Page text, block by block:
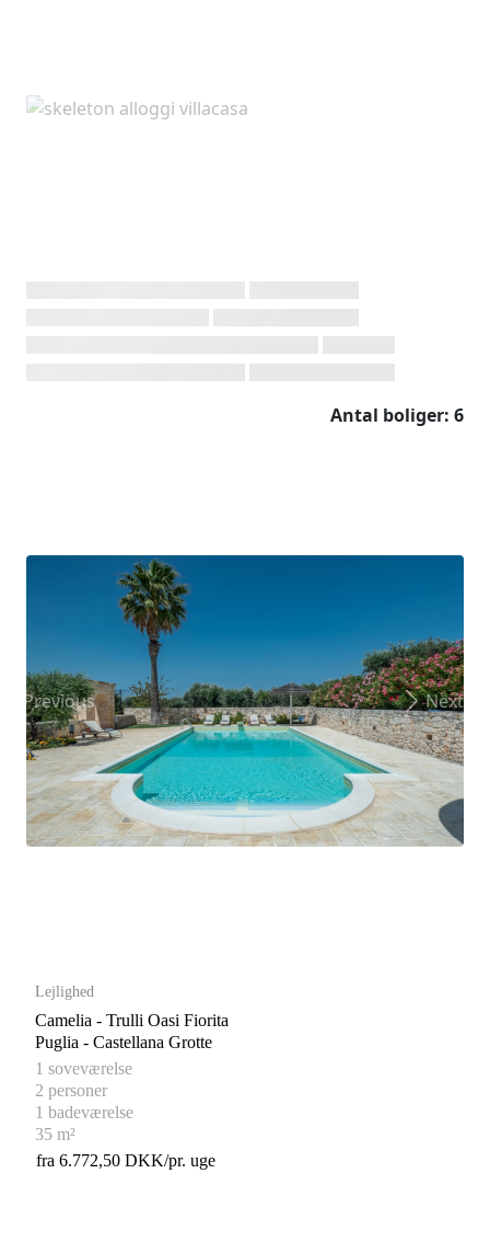
Antal boliger: 6
Previous Next
Lejlighed
Camelia - Trulli Oasi Fiorita
Puglia - Castellana Grotte
1 soveværelse
2 personer
1 badeværelse
35 m²
fra 6.772,50 DKK/pr. uge